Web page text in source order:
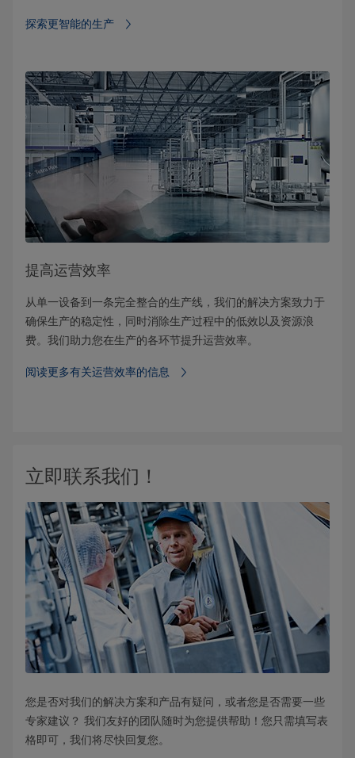
探索更智能的生产
提高运营效率
从单一设备到一条完全整合的生产线，我们的解决方案致力于
确保生产的稳定性，同时消除生产过程中的低效以及资源浪
费。我们助力您在生产的各环节提升运营效率。
阅读更多有关运营效率的信息
立即联系我们！
您是否对我们的解决方案和产品有疑问，或者您是否需要一些
专家建议？ 我们友好的团队随时为您提供帮助！您只需填写表
格即可，我们将尽快回复您。